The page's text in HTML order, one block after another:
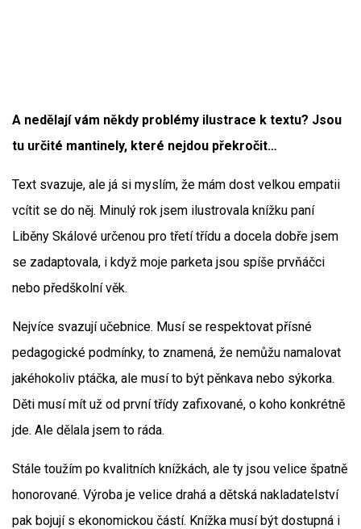
A nedělají vám někdy problémy ilustrace k textu? Jsou
tu určité mantinely, které nejdou překročit…
Text svazuje, ale já si myslím, že mám dost velkou empatii
vcítit se do něj. Minulý rok jsem ilustrovala knížku paní
Liběny Skálové určenou pro třetí třídu a docela dobře jsem
se zadaptovala, i když moje parketa jsou spíše prvňáčci
nebo předškolní věk.
Nejvíce svazují učebnice. Musí se respektovat přísné
pedagogické podmínky, to znamená, že nemůžu namalovat
jakéhokoliv ptáčka, ale musí to být pěnkava nebo sýkorka.
Děti musí mít už od první třídy zafixované, o koho konkrétně
jde. Ale dělala jsem to ráda.
Stále toužím po kvalitních knížkách, ale ty jsou velice špatně
honorované. Výroba je velice drahá a dětská nakladatelství
pak bojují s ekonomickou částí. Knížka musí být dostupná i